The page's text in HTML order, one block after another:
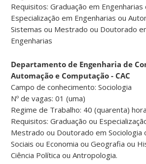
Requisitos: Graduação em Engenharias
Especialização em Engenharias ou
Sistemas ou Mestrado ou Doutorado
Engenharias
Departamento de Engenharia de
Automação e Computação - CAC
Campo de conhecimento: Sociologia
Nº de vagas: 01 (uma)
Regime de Trabalho: 40 (quarenta)
Requisitos: Graduação ou
Mestrado ou Doutorado em Sociologia
Sociais ou Economia ou Geografia ou
Ciência Política ou Antropologia.